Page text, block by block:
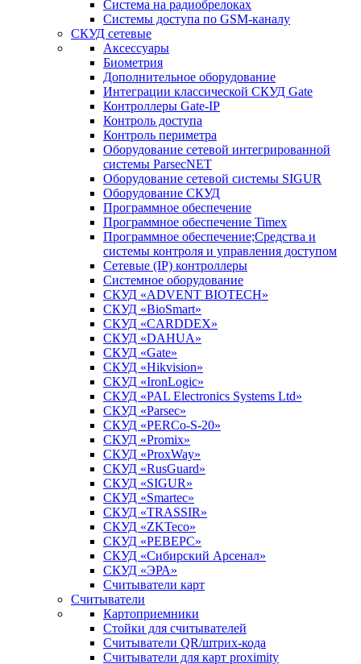
Система на радиобрелоках
Системы доступа по GSM-каналу
СКУД сетевые
Аксессуары
Биометрия
Дополнительное оборудование
Интеграции классической СКУД Gate
Контроллеры Gate-IP
Контроль доступа
Контроль периметра
Оборудование сетевой интегрированной
системы ParsecNET
Оборудование сетевой системы SIGUR
Оборудование СКУД
Программное обеспечение
Программное обеспечение Timex
Программное обеспечение;Средства и
системы контроля и управления доступом
Сетевые (IP) контроллеры
Системное оборудование
СКУД «ADVENT BIOTECH»
СКУД «BioSmart»
СКУД «CARDDEX»
СКУД «DAHUA»
СКУД «Gate»
СКУД «Hikvision»
СКУД «IronLogic»
СКУД «PAL Electronics Systems Ltd»
СКУД «Parsec»
СКУД «PERCo-S-20»
СКУД «Promix»
СКУД «ProxWay»
СКУД «RusGuard»
СКУД «SIGUR»
СКУД «Smartec»
СКУД «TRASSIR»
СКУД «ZKTeco»
СКУД «РЕВЕРС»
СКУД «Сибирский Арсенал»
СКУД «ЭРА»
Считыватели карт
Считыватели
Картоприемники
Стойки для считывателей
Считыватели QR/штрих-кода
Считыватели для карт proximity